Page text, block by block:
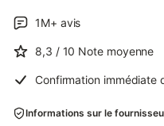
1M+ avis
8,3 / 10 Note moyenne
Confirmation immédiate
Informations sur le